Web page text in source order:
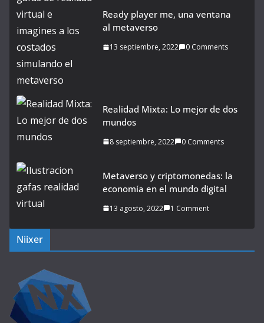
Ready player me, una ventana
al metaverso
13 septiembre, 2022 0 Comments
Realidad Mixta: Lo mejor de dos
mundos
8 septiembre, 2022 0 Comments
Metaverso y criptomonedas: la
economía en el mundo digital
13 agosto, 2022 1 Comment
Niixer